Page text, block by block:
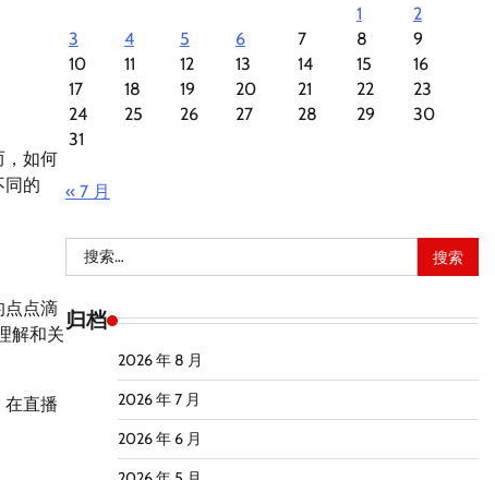
，如何
同的
点点滴
解和关
在直播
1
2
3
4 5 6 7 8
9
10
11 12 13 14 15
16
17
18 19 20 21 22
23
24
25 26 27 28 29
30
31
« 7 月
索：
归档
2026 年 8 月
2026 年 7 月
2026 年 6 月